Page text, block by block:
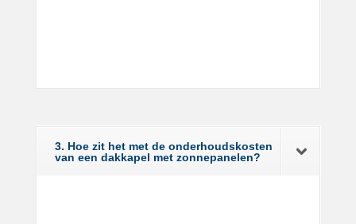
3. Hoe zit het met de onderhoudskosten
van een dakkapel met zonnepanelen?